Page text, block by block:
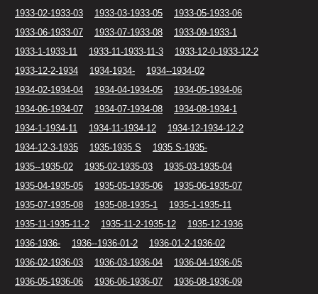
1933-02-1933-03
1933-03-1933-05
1933-05-1933-06
1933-06-1933-07
1933-07-1933-08
1933-09-1933-1
1933-1-1933-11
1933-11-1933-11-3
1933-12-0-1933-12-2
1933-12-2-1934
1934-1934-
1934--1934-02
1934-02-1934-04
1934-04-1934-05
1934-05-1934-06
1934-06-1934-07
1934-07-1934-08
1934-08-1934-1
1934-1-1934-11
1934-11-1934-12
1934-12-1934-12-2
1934-12-3-1935
1935-1935 S
1935 S-1935-
1935--1935-02
1935-02-1935-03
1935-03-1935-04
1935-04-1935-05
1935-05-1935-06
1935-06-1935-07
1935-07-1935-08
1935-08-1935-1
1935-1-1935-11
1935-11-1935-11-2
1935-11-2-1935-12
1935-12-1936
1936-1936-
1936--1936-01-2
1936-01-2-1936-02
1936-02-1936-03
1936-03-1936-04
1936-04-1936-05
1936-05-1936-06
1936-06-1936-07
1936-08-1936-09